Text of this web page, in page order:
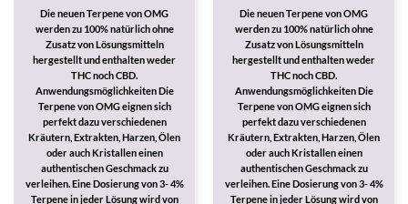
Die neuen Terpene von OMG
werden zu 100% natürlich ohne
Zusatz von Lösungsmitteln
hergestellt und enthalten weder
THC noch CBD.
Anwendungsmöglichkeiten Die
Terpene von OMG eignen sich
perfekt dazu verschiedenen
Kräutern, Extrakten, Harzen, Ölen
oder auch Kristallen einen
authentischen Geschmack zu
verleihen. Eine Dosierung von 3- 4%
Terpene in jeder Lösung wird von
Die neuen Terpene von OMG
werden zu 100% natürlich ohne
Zusatz von Lösungsmitteln
hergestellt und enthalten weder
THC noch CBD.
Anwendungsmöglichkeiten Die
Terpene von OMG eignen sich
perfekt dazu verschiedenen
Kräutern, Extrakten, Harzen, Ölen
oder auch Kristallen einen
authentischen Geschmack zu
verleihen. Eine Dosierung von 3- 4%
Terpene in jeder Lösung wird von